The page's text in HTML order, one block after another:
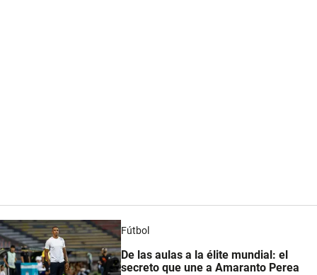
Fútbol
De las aulas a la élite mundial: el
secreto que une a Amaranto Perea